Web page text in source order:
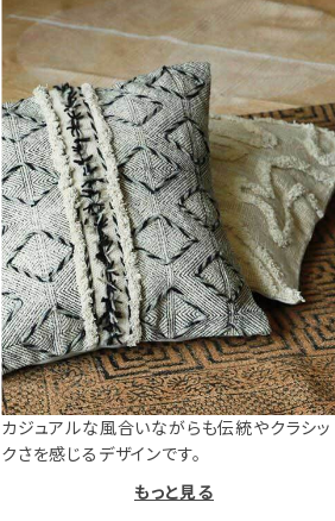
カジュアルな風合いながらも伝統やクラシッ
クさを感じるデザインです。
もっと見る